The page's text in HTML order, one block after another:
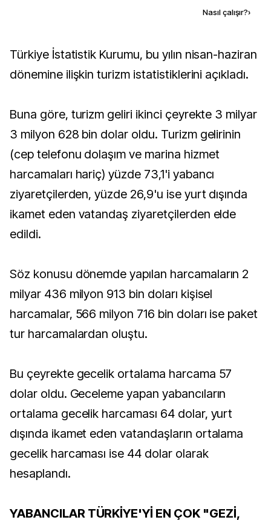
Nasıl çalışır?›
Türkiye İstatistik Kurumu, bu yılın nisan-haziran
dönemine ilişkin turizm istatistiklerini açıkladı.
Buna göre, turizm geliri ikinci çeyrekte 3 milyar
3 milyon 628 bin dolar oldu. Turizm gelirinin
(cep telefonu dolaşım ve marina hizmet
harcamaları hariç) yüzde 73,1'i yabancı
ziyaretçilerden, yüzde 26,9'u ise yurt dışında
ikamet eden vatandaş ziyaretçilerden elde
edildi.
Söz konusu dönemde yapılan harcamaların 2
milyar 436 milyon 913 bin doları kişisel
harcamalar, 566 milyon 716 bin doları ise paket
tur harcamalardan oluştu.
Bu çeyrekte gecelik ortalama harcama 57
dolar oldu. Geceleme yapan yabancıların
ortalama gecelik harcaması 64 dolar, yurt
dışında ikamet eden vatandaşların ortalama
gecelik harcaması ise 44 dolar olarak
hesaplandı.
YABANCILAR TÜRKİYE'Yİ EN ÇOK "GEZİ,